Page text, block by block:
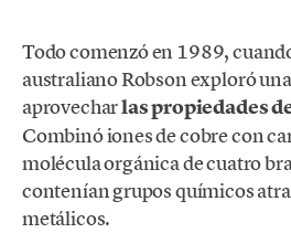
Todo comenzó en 1989,
australiano Robson exploró
aprovecharlas propiedades
Combinó iones de cobre con
molécula orgánica de cuatro
contenían grupos químicos
metálicos.